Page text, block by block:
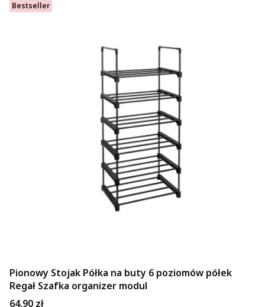
Bestseller
Pionowy Stojak Półka na buty 6 poziomów półek
Regał Szafka organizer modul
Cena
64,90 zł